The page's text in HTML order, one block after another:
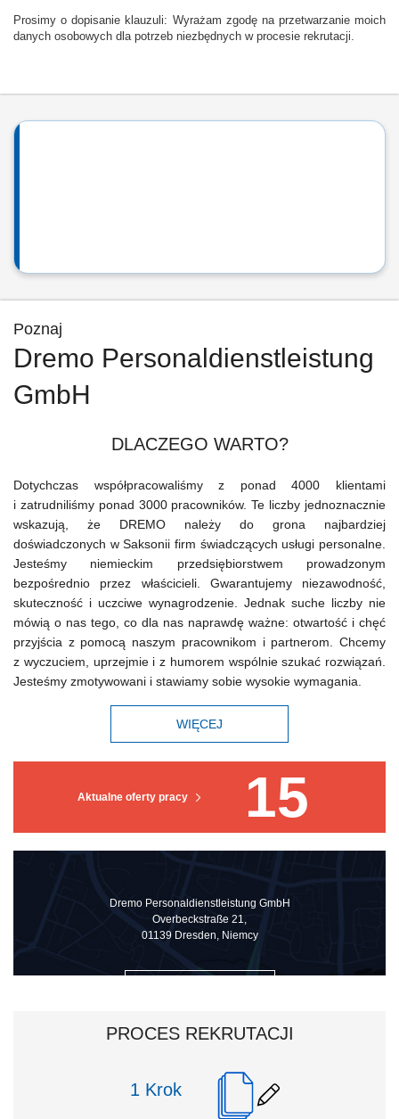
Prosimy o dopisanie klauzuli: Wyrażam zgodę na przetwarzanie moich
danych osobowych dla potrzeb niezbędnych w procesie rekrutacji.
Poznaj
Dremo Personaldienstleistung
GmbH
Aktualne oferty pracy 15
Dremo Personaldienstleistung GmbH
Overbeckstraße 21,
01139 Dresden, Niemcy
DLACZEGO WARTO?
Dotychczas współpracowaliśmy z ponad 4000 klientami
i zatrudniliśmy ponad 3000 pracowników. Te liczby jednoznacznie
wskazują, że DREMO należy do grona najbardziej
doświadczonych w Saksonii firm świadczących usługi personalne.
Jesteśmy niemieckim przedsiębiorstwem prowadzonym
bezpośrednio przez właścicieli. Gwarantujemy niezawodność,
skuteczność i uczciwe wynagrodzenie. Jednak suche liczby nie
mówią o nas tego, co dla nas naprawdę ważne: otwartość i chęć
przyjścia z pomocą naszym pracownikom i partnerom. Chcemy
z wyczuciem, uprzejmie i z humorem wspólnie szukać rozwiązań.
Jesteśmy zmotywowani i stawiamy sobie wysokie wymagania.
WIĘCEJ
PROCES REKRUTACJI
Krok